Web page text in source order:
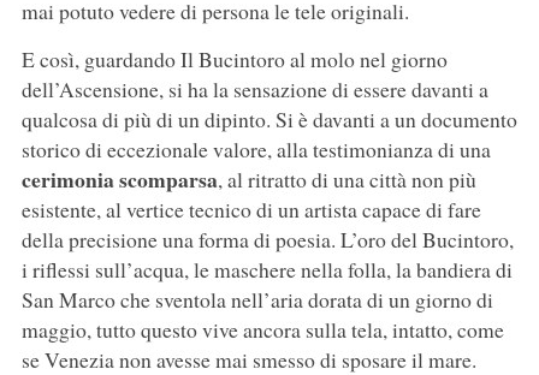
mai potuto vedere di persona le tele originali.
E così, guardando Il Bucintoro al molo nel giorno
dell’Ascensione, si ha la sensazione di essere davanti a
qualcosa di più di un dipinto. Si è davanti a un documento
storico di eccezionale valore, alla testimonianza di una
cerimonia scomparsa, al ritratto di una città non più
esistente, al vertice tecnico di un artista capace di fare
della precisione una forma di poesia. L’oro del Bucintoro,
i riflessi sull’acqua, le maschere nella folla, la bandiera di
San Marco che sventola nell’aria dorata di un giorno di
maggio, tutto questo vive ancora sulla tela, intatto, come
se Venezia non avesse mai smesso di sposare il mare.